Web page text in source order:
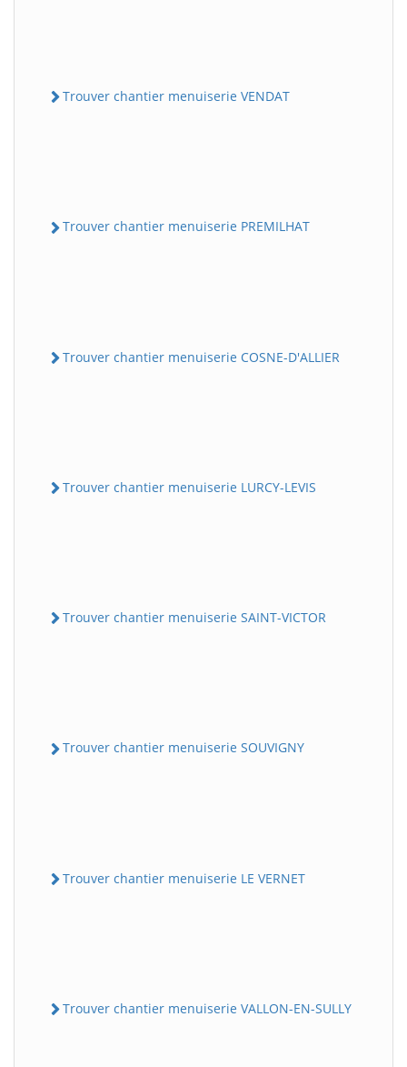
Trouver chantier menuiserie VENDAT
Trouver chantier menuiserie PREMILHAT
Trouver chantier menuiserie COSNE-D'ALLIER
Trouver chantier menuiserie LURCY-LEVIS
Trouver chantier menuiserie SAINT-VICTOR
Trouver chantier menuiserie SOUVIGNY
Trouver chantier menuiserie LE VERNET
Trouver chantier menuiserie VALLON-EN-SULLY